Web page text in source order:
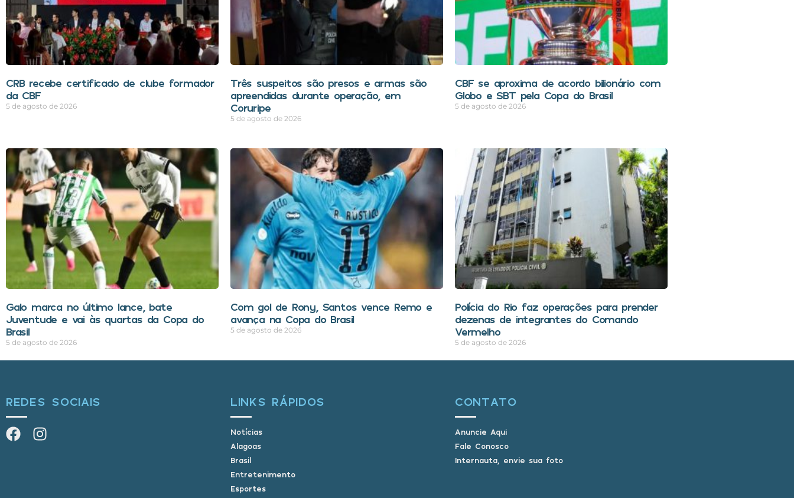
CRB recebe certificado de clube formador
da CBF
5 de agosto de 2026
Três suspeitos são presos e armas são
apreendidas durante operação, em
Coruripe
5 de agosto de 2026
CBF se aproxima de acordo bilionário com
Globo e SBT pela Copa do Brasil
5 de agosto de 2026
Galo marca no último lance, bate
Juventude e vai às quartas da Copa do
Brasil
5 de agosto de 2026
Com gol de Rony, Santos vence Remo e
avança na Copa do Brasil
5 de agosto de 2026
Polícia do Rio faz operações para prender
dezenas de integrantes do Comando
Vermelho
5 de agosto de 2026
REDES SOCIAIS LINKS RÁPIDOS
Notícias
Alagoas
Brasil
Entretenimento
Esportes
CONTATO
Anuncie Aqui
Fale Conosco
Internauta, envie sua foto